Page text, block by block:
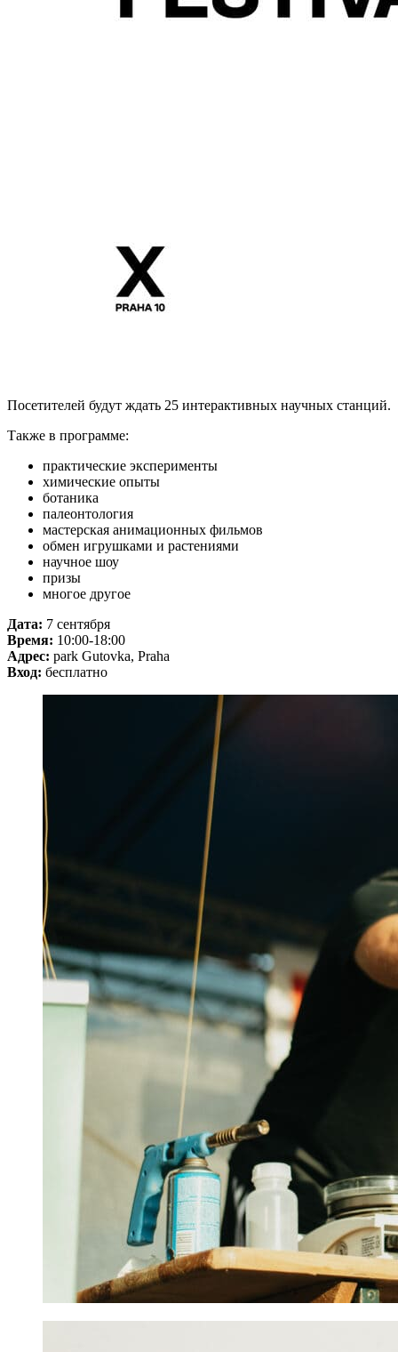
Посетителей будут ждать 25 интерактивных научных станций.
Также в программе:
практические эксперименты
химические опыты
ботаника
палеонтология
мастерская анимационных фильмов
обмен игрушками и растениями
научное шоу
призы
многое другое
Дата: 7 сентября
Время: 10:00-18:00
Адрес: park Gutovka, Praha
Вход: бесплатно